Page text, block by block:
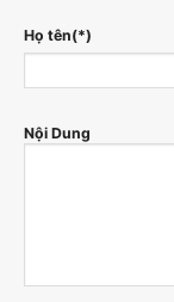
Họ tên(*)
Nội Dung